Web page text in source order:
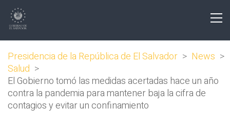
Presidencia de la República de El Salvador > News >
Salud >
El Gobierno tomó las medidas acertadas hace un año
contra la pandemia para mantener baja la cifra de
contagios y evitar un confinamiento